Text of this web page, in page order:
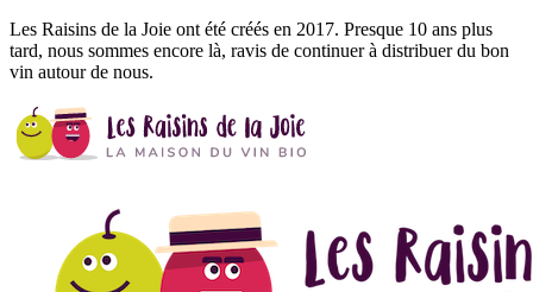
Les Raisins de la Joie ont été créés en 2017. Presque 10 ans plus
tard, nous sommes encore là, ravis de continuer à distribuer du bon
vin autour de nous.